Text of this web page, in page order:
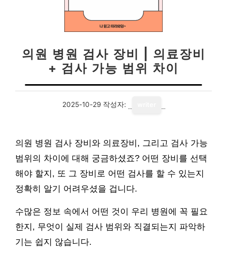
의원 병원 검사 장비 | 의료장비
+ 검사 가능 범위 차이
2025-10-29 작성자:
의원 병원 검사 장비와 의료장비, 그리고 검사 가능
범위의 차이에 대해 궁금하셨죠? 어떤 장비를 선택
해야 할지, 또 그 장비로 어떤 검사를 할 수 있는지
정확히 알기 어려우셨을 겁니다.
수많은 정보 속에서 어떤 것이 우리 병원에 꼭 필요
한지, 무엇이 실제 검사 범위와 직결되는지 파악하
기는 쉽지 않습니다.